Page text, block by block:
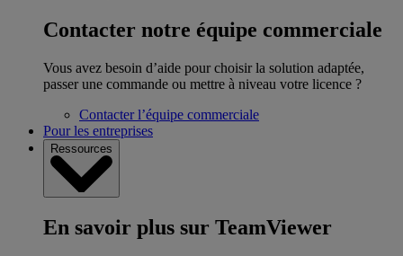
Contacter notre équipe commerciale
Vous avez besoin d’aide pour choisir la solution adaptée,
passer une commande ou mettre à niveau votre licence ?
Contacter l’équipe commerciale
Pour les entreprises
Ressources
En savoir plus sur TeamViewer